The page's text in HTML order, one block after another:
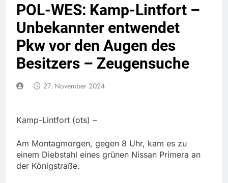
POL-WES: Kamp-Lintfort –
Unbekannter entwendet
Pkw vor den Augen des
Besitzers – Zeugensuche
27. November 2024
Kamp-Lintfort (ots) –
Am Montagmorgen, gegen 8 Uhr, kam es zu
einem Diebstahl eines grünen Nissan Primera an
der Königstraße.